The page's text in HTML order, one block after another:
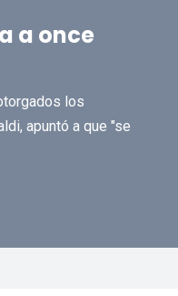
a once
los
apuntó a que "se